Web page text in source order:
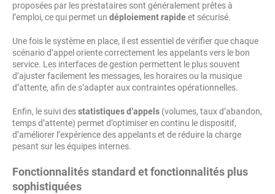
proposées par les prestataires sont généralement prêtes à
l’emploi, ce qui permet un déploiement rapideet sécurisé.
Une fois le système en place, il est essentiel de vérifier que chaque
scénario d’appel oriente correctement les appelants vers le bon
service. Les interfaces de gestion permettent le plus souvent
d’ajuster facilement les messages, les horaires ou la musique
d’attente, afin de s’adapter aux contraintes opérationnelles.
Enfin, le suivi desstatistiques d’appels (volumes, taux d’abandon,
temps d’attente) permet d’optimiser en continu le dispositif,
d’améliorer l’expérience des appelants et de réduire la charge
pesant sur les équipes internes.
Fonctionnalités standard et fonctionnalités plus
sophistiquées